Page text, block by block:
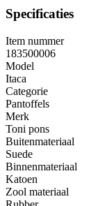
Specificaties
Item nummer
183500006
Model
Itaca
Categorie
Pantoffels
Merk
Toni pons
Buitenmateriaal
Suede
Binnenmateriaal
Katoen
Zool materiaal